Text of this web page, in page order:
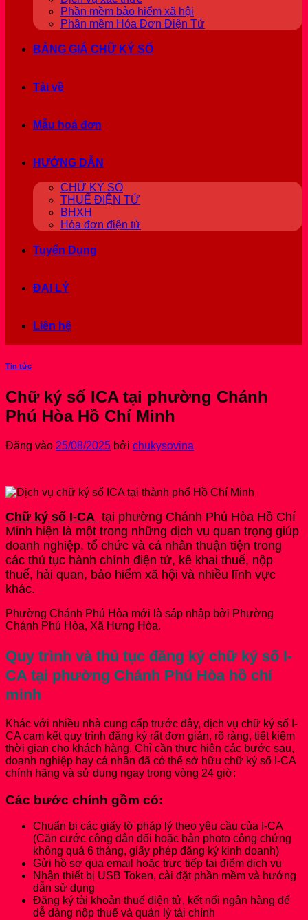
Phần mềm bảo hiểm xã hội
Phần mềm Hóa Đơn Điện Tử
BẢNG GIÁ CHỮ KÝ SỐ
Tải về
Mẫu hoá đơn
HƯỚNG DẪN
CHỮ KÝ SỐ
THUẾ ĐIỆN TỬ
BHXH
Hóa đơn điện tử
Tuyển Dụng
ĐẠI LÝ
Liên hệ
Tin tức
Chữ ký số ICA tại phường Chánh
Phú Hòa Hồ Chí Minh
Đăng vào 25/08/2025 bởi chukysovina
Chữ ký số I-CA tại phường Chánh Phú Hòa Hồ Chí
Minh hiện là một trong những dịch vụ quan trọng giúp
doanh nghiệp, tổ chức và cá nhân thuận tiện trong
các thủ tục hành chính điện tử, kê khai thuế, nộp
thuế, hải quan, bảo hiểm xã hội và nhiều lĩnh vực
khác.
Phường Chánh Phú Hòa mới là sáp nhập bởi Phường
Chánh Phú Hòa, Xã Hưng Hòa.
Quy trình và thủ tục đăng ký chữ ký số I-
CA tại phường Chánh Phú Hòa hồ chí
minh
Khác với nhiều nhà cung cấp trước đây, dịch vụ chữ ký số I-
CA cam kết quy trình đăng ký rất đơn giản, rõ ràng, tiết kiệm
thời gian cho khách hàng. Chỉ cần thực hiện các bước sau,
doanh nghiệp hay cá nhân đã có thể sở hữu chữ ký số I-CA
chính hãng và sử dụng ngay trong vòng 24 giờ:
Các bước chính gồm có:
Chuẩn bị các giấy tờ pháp lý theo yêu cầu của I-CA
(Căn cước công dân đối hoặc bản photo công chứng
không quá 6 tháng, giấy phép đăng ký kinh doanh)
Gửi hồ sơ qua email hoặc trực tiếp tại điểm dịch vụ
Nhận thiết bị USB Token, cài đặt phần mềm và hướng
dẫn sử dụng
Đăng ký tài khoản thuế điện tử, kết nối ngân hàng để
dễ dàng nộp thuế và quản lý tài chính